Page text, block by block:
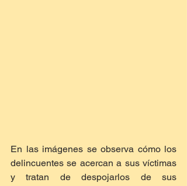
En las imágenes se observa cómo los
delincuentes se acercan a sus víctimas
y tratan de despojarlos de sus